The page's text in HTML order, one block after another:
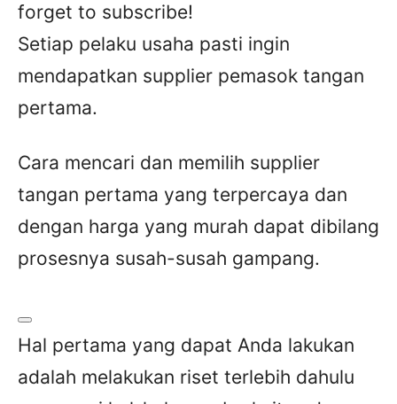
forget to subscribe!
Setiap pelaku usaha pasti ingin
mendapatkan supplier pemasok tangan
pertama.
Cara mencari dan memilih supplier
tangan pertama yang terpercaya dan
dengan harga yang murah dapat dibilang
prosesnya susah-susah gampang.
Hal pertama yang dapat Anda lakukan
adalah melakukan riset terlebih dahulu